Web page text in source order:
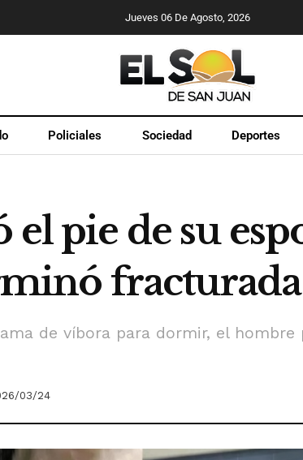
Jueves 06 De Agosto, 2026
Policiales Sociedad Deportes
pie de su
fracturada
de víbora para dormir, el
03/24